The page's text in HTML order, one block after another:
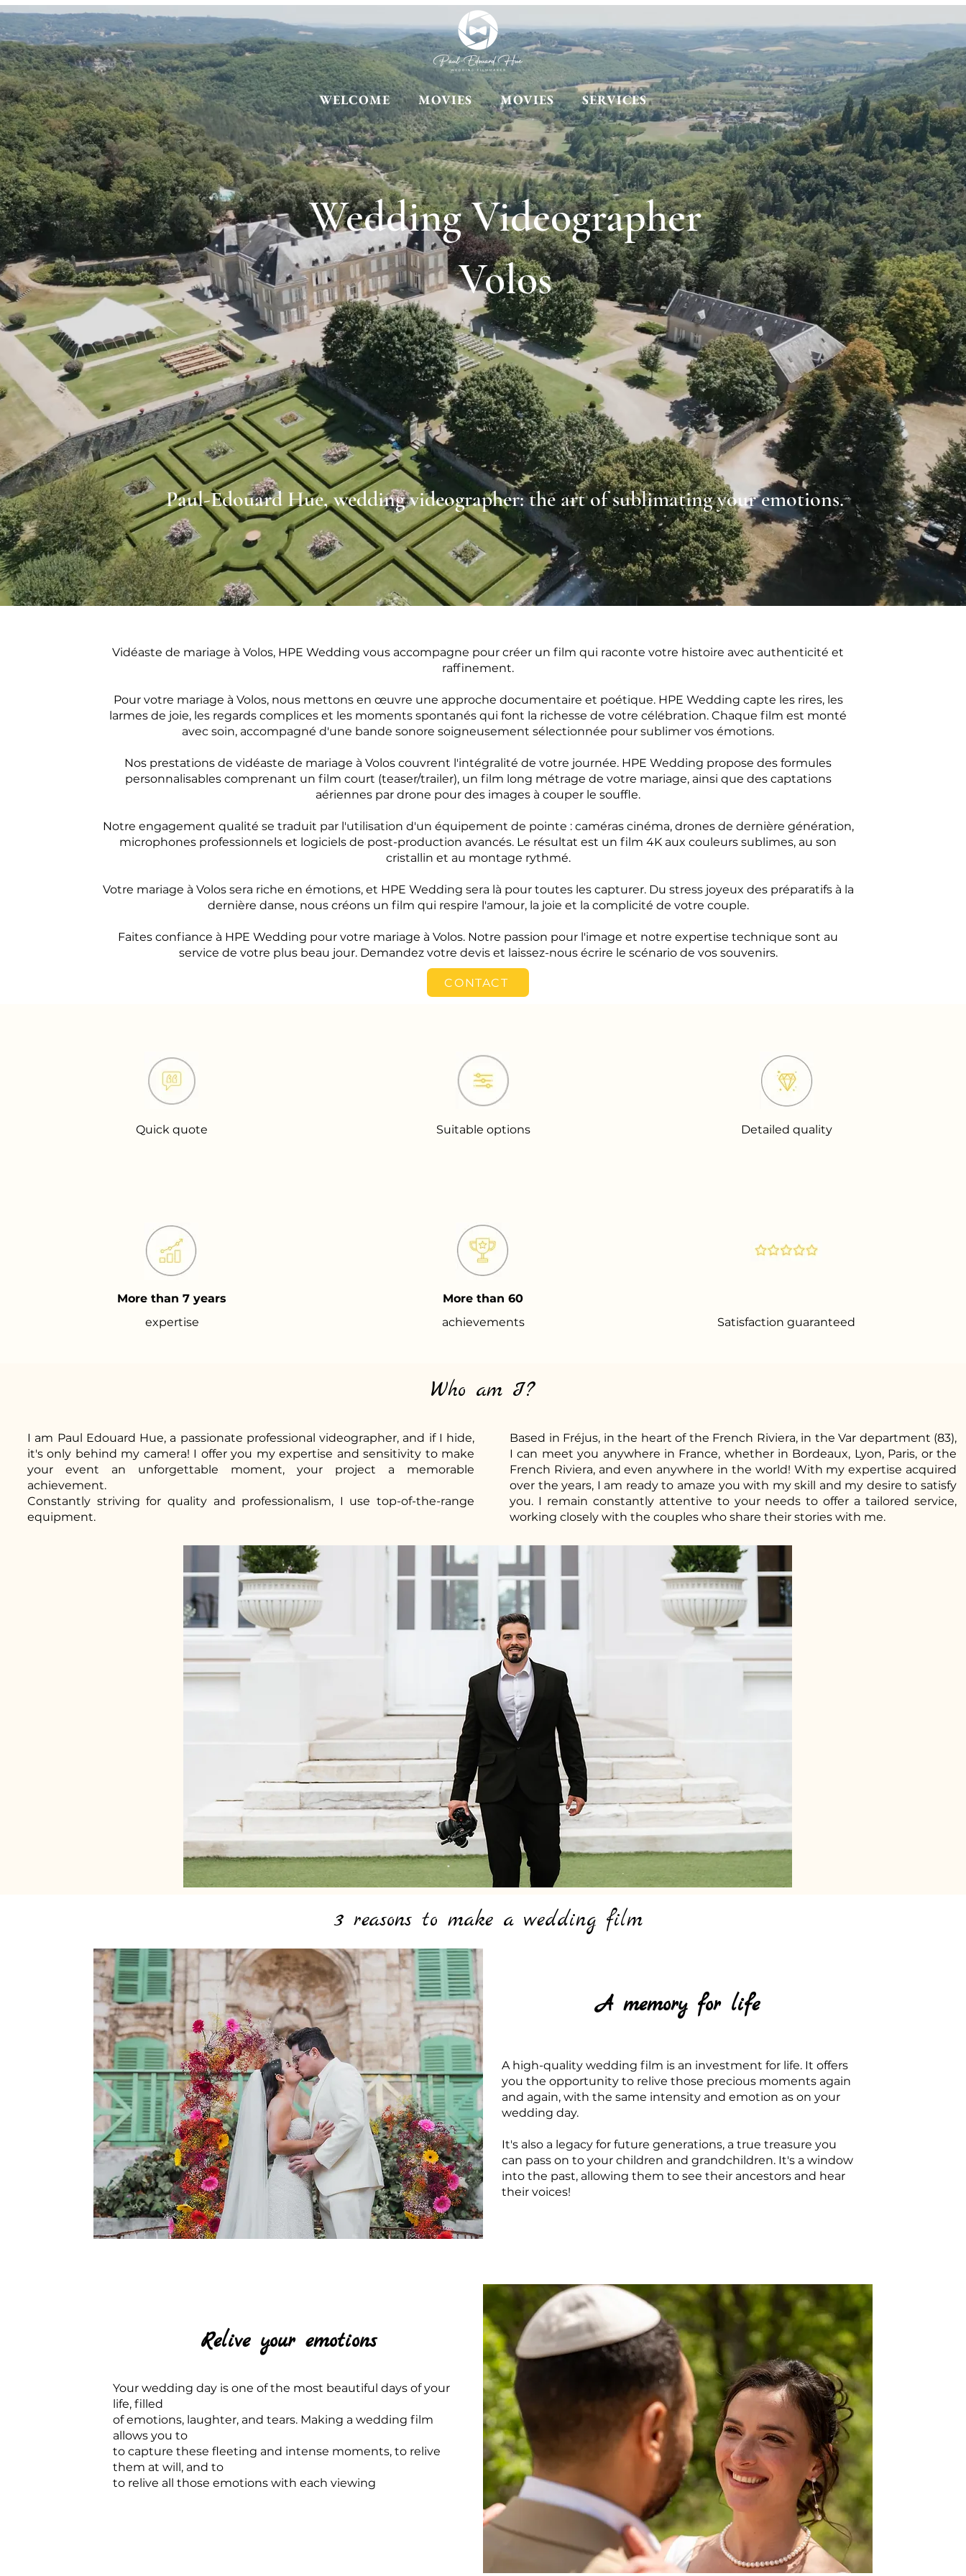
WELCOME MOVIES MOVIES SERVICES
Wedding Videographer
Volos
Paul-Edouard Hue, wedding videographer: the art of sublimating your emotions.
Vidéaste de mariage à Volos, HPE Wedding vous accompagne pour créer un film qui raconte votre histoire avec authenticité et
raffinement.
Pour votre mariage à Volos, nous mettons en œuvre une approche documentaire et poétique. HPE Wedding capte les rires, les
larmes de joie, les regards complices et les moments spontanés qui font la richesse de votre célébration. Chaque film est monté
avec soin, accompagné d'une bande sonore soigneusement sélectionnée pour sublimer vos émotions.
Nos prestations de vidéaste de mariage à Volos couvrent l'intégralité de votre journée. HPE Wedding propose des formules
personnalisables comprenant un film court (teaser/trailer), un film long métrage de votre mariage, ainsi que des captations
aériennes par drone pour des images à couper le souffle.
Notre engagement qualité se traduit par l'utilisation d'un équipement de pointe : caméras cinéma, drones de dernière génération,
microphones professionnels et logiciels de post-production avancés. Le résultat est un film 4K aux couleurs sublimes, au son
cristallin et au montage rythmé.
Votre mariage à Volos sera riche en émotions, et HPE Wedding sera là pour toutes les capturer. Du stress joyeux des préparatifs à la
dernière danse, nous créons un film qui respire l'amour, la joie et la complicité de votre couple.
Faites confiance à HPE Wedding pour votre mariage à Volos. Notre passion pour l'image et notre expertise technique sont au
service de votre plus beau jour. Demandez votre devis et laissez-nous écrire le scénario de vos souvenirs.
CONTACT
Quick quote
More than 7 years
expertise
Suitable options Detailed quality
More than 60
achievements
Satisfaction guaranteed
Who am I?
I am Paul Edouard Hue, a passionate professional videographer, and if I hide,
it's only behind my camera! I offer you my expertise and sensitivity to make
your event an unforgettable moment, your project a memorable
achievement.
Constantly striving for quality and professionalism, I use top-of-the-range
equipment.
Based in Fréjus, in the heart of the French Riviera, in the Var department (83),
I can meet you anywhere in France, whether in Bordeaux, Lyon, Paris, or the
French Riviera, and even anywhere in the world! With my expertise acquired
over the years, I am ready to amaze you with my skill and my desire to satisfy
you. I remain constantly attentive to your needs to offer a tailored service,
working closely with the couples who share their stories with me.
3 reasons to make a wedding film
A memory for life
A high-quality wedding film is an investment for life. It offers
you the opportunity to relive those precious moments again
and again, with the same intensity and emotion as on your
wedding day.
It's also a legacy for future generations, a true treasure you
can pass on to your children and grandchildren. It's a window
into the past, allowing them to see their ancestors and hear
their voices!
Relive your emotions
Your wedding day is one of the most beautiful days of your
life, filled
of emotions, laughter, and tears. Making a wedding film
allows you to
to capture these fleeting and intense moments, to relive
them at will, and to
to relive all those emotions with each viewing